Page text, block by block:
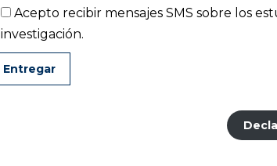
Acepto recibir mensajes SMS sobre los
investigación.